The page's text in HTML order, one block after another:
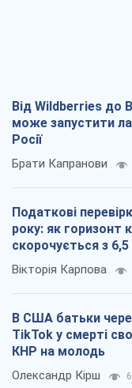
Від Wildberries до
може запустити
Росії
Брати Капранови
Податкові
року: як горизонт
скорочується з 6,5
Вікторія Карпова
В США батьки
TikTok у смерті
КНР на молодь
Олександр Кірш